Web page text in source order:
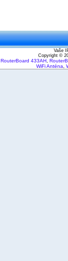
Vaše
Copyright ©
RouterBoard 433AH
WiFi Anténa